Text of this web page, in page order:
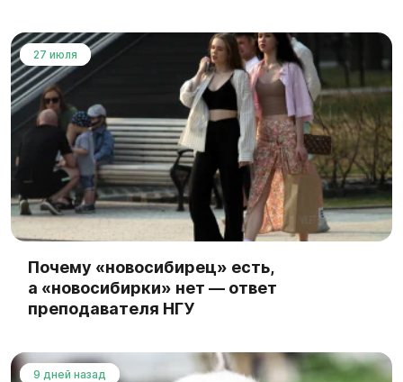
27 июля
Почему «новосибирец» есть,
а «новосибирки» нет — ответ
преподавателя НГУ
9 дней назад